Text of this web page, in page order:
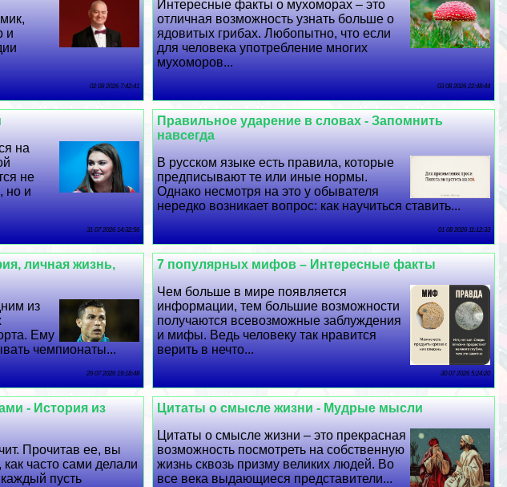
Интересные факты о мухоморах – это
отличная возможность узнать больше о
ядовитых грибах. Любопытно, что если
для человека употрeбление многих
мухоморов...
03 08 2026 22:48:44
и
02 08 2026 7:42:41
Правильное ударение в словах - Запомнить
навсегда
В русском языке есть правила, которые
предписывают те или иные нормы.
Однако несмотря на это у обывателя
нередко возникает вопрос: как научиться ставить...
01 08 2026 11:12:33
на
не
но и
31 07 2026 14:32:56
7 популярных мифов – Интересные факты
Чем больше в мире появляется
информации, тем большие возможности
получаются всевозможные заблуждения
и мифы. Ведь человеку так нравится
верить в нечто...
30 07 2026 5:24:20
личная жизнь,
из
Ему
чемпионаты...
29 07 2026 19:18:48
Цитаты о смысле жизни - Мудрые мысли
Цитаты о смысле жизни – это прекрасная
возможность посмотреть на собственную
жизнь сквозь призму великих людей. Во
все века выдающиеся представители...
- История из
Прочитав ее, вы
часто сами делали
пусть